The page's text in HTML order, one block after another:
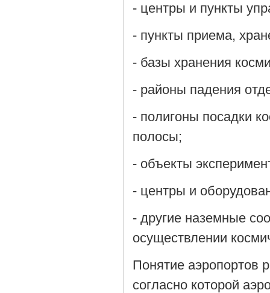
- центры и пункты
- пункты приема,
- базы хранения
- районы падения
- полигоны посадки
полосы;
- объекты
- центры и
- другие наземные
осуществлении
Понятие аэропортов
согласно которой